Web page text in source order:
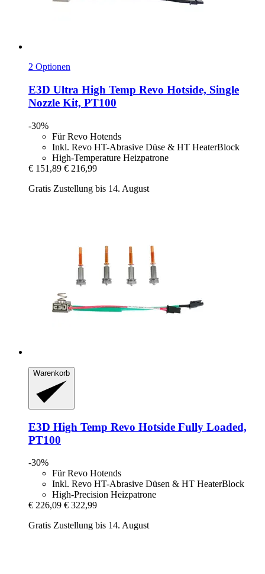
2 Optionen
E3D Ultra High Temp Revo Hotside, Single
Nozzle Kit, PT100
-30%
Für Revo Hotends
Inkl. Revo HT-Abrasive Düse & HT HeaterBlock
High-Temperature Heizpatrone
€ 151,89 € 216,99
Gratis Zustellung bis 14. August
Warenkorb
E3D High Temp Revo Hotside Fully Loaded,
PT100
-30%
Für Revo Hotends
Inkl. Revo HT-Abrasive Düsen & HT HeaterBlock
High-Precision Heizpatrone
€ 226,09 € 322,99
Gratis Zustellung bis 14. August